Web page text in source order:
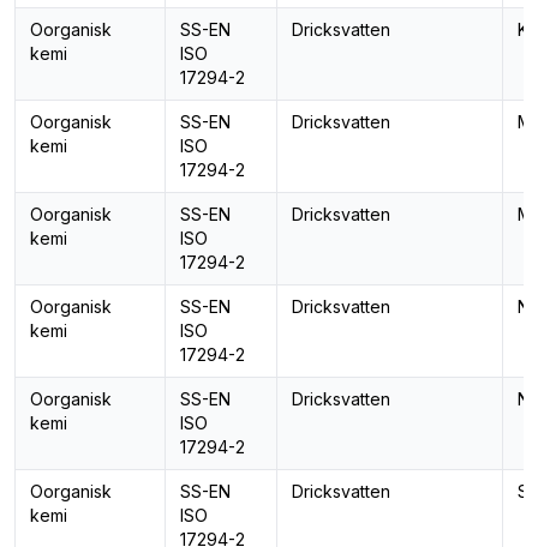
Oorganisk
kemi
SS-EN
ISO
17294-2
Dricksvatten
Oorganisk
kemi
SS-EN
ISO
17294-2
Dricksvatten
Oorganisk
kemi
SS-EN
ISO
17294-2
Dricksvatten
Oorganisk
kemi
SS-EN
ISO
17294-2
Dricksvatten
Oorganisk
kemi
SS-EN
ISO
17294-2
Dricksvatten
Oorganisk
kemi
SS-EN
ISO
17294-2
Dricksvatten